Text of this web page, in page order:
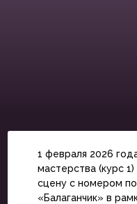
1 февраля 2026
мастерства (курс
сцену с номером
«Балаганчик» в